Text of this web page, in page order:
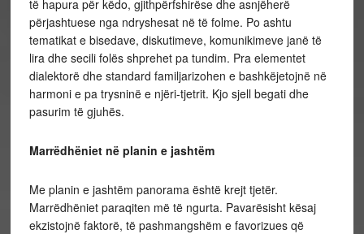
të hapura për këdo, gjithpërfshirëse dhe asnjëherë
përjashtuese nga ndryshesat në të folme. Po ashtu
tematikat e bisedave, diskutimeve, komunikimeve janë të
lira dhe secili folës shprehet pa tundim. Pra elementet
dialektorë dhe standard familjarizohen e bashkëjetojnë në
harmoni e pa trysninë e njëri-tjetrit. Kjo sjell begati dhe
pasurim të gjuhës.
Marrëdhëniet në planin e jashtëm
Me planin e jashtëm panorama është krejt tjetër.
Marrëdhëniet paraqiten më të ngurta. Pavarësisht kësaj
ekzistojnë faktorë, të pashmangshëm e favorizues që